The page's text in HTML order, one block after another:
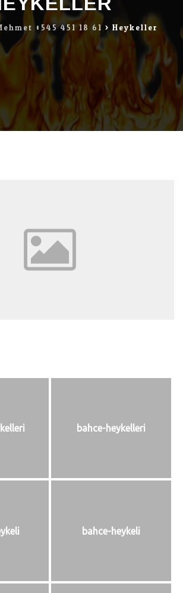
0545 451 18 61>Heykeller
bahce-heykelleri
bahce-heykeli